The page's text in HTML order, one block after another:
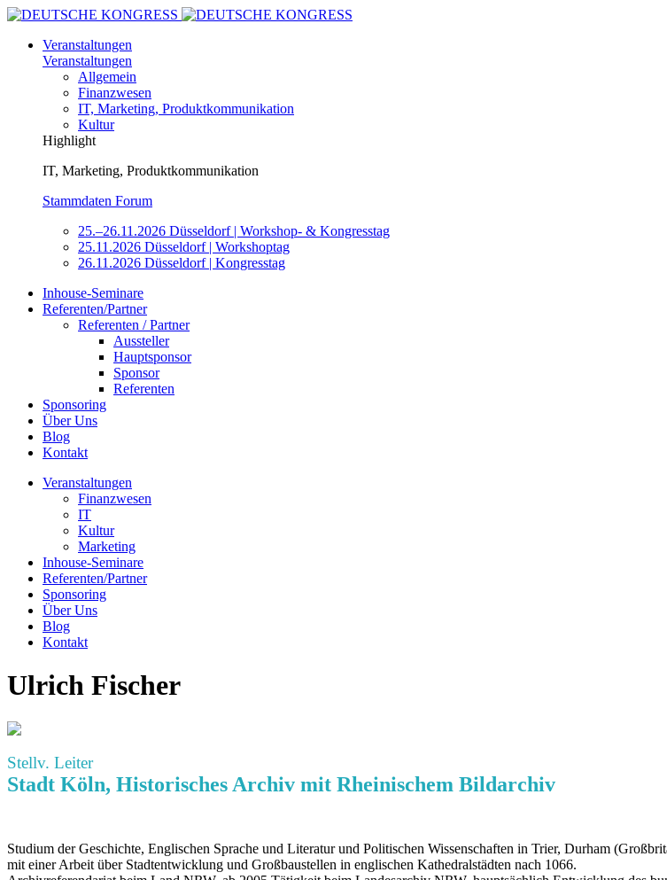
Veranstaltungen
Veranstaltungen
Allgemein
Finanzwesen
IT, Marketing, Produktkommunikation
Kultur
Highlight
IT, Marketing, Produktkommunikation
Stammdaten Forum
25.–26.11.2026 Düsseldorf | Workshop- & Kongresstag
25.11.2026 Düsseldorf | Workshoptag
26.11.2026 Düsseldorf | Kongresstag
Inhouse-Seminare
Referenten/Partner
Referenten / Partner
Aussteller
Hauptsponsor
Sponsor
Referenten
Sponsoring
Über Uns
Blog
Kontakt
Veranstaltungen
Finanzwesen
IT
Kultur
Marketing
Inhouse-Seminare
Referenten/Partner
Sponsoring
Über Uns
Blog
Kontakt
Ulrich Fischer
Stellv. Leiter
Stadt Köln, Historisches Archiv mit Rheinischem Bildarchiv
Studium der Geschichte, Englischen Sprache und Literatur und Politischen Wissenschaften in Trier, Durham
mit einer Arbeit über Stadtentwicklung und Großbaustellen in englischen Kathedralstädten nach 1066.